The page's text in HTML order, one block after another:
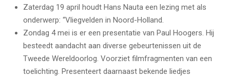
Zaterdag 19 april houdt Hans Nauta een lezing met als
onderwerp: “Vliegvelden in Noord-Holland.
Zondag 4 mei is er een presentatie van Paul Hoogers. Hij
besteedt aandacht aan diverse gebeurtenissen uit de
Tweede Wereldoorlog. Voorziet filmfragmenten van een
toelichting. Presenteert daarnaast bekende liedjes